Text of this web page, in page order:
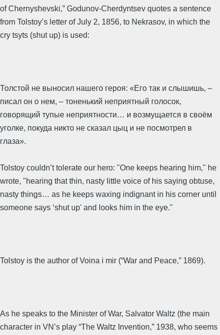
of Chernyshevski,” Godunov-Cherdyntsev quotes a sentence
from Tolstoy’s letter of July 2, 1856, to Nekrasov, in which the
cry tsyts (shut up) is used:
Толстой не выносил нашего героя: «Его так и слышишь, –
писал он о нем, – тоненький неприятный голосок,
говорящий тупые неприятности… и возмущается в своём
уголке, покуда никто не сказал цыц и не посмотрел в
глаза».
Tolstoy couldn’t tolerate our hero: "One keeps hearing him," he
wrote, "hearing that thin, nasty little voice of his saying obtuse,
nasty things… as he keeps waxing indignant in his corner until
someone says ‘shut up' and looks him in the eye."
Tolstoy is the author of Voina i mir (“War and Peace,” 1869).
As he speaks to the Minister of War, Salvator Waltz (the main
character in VN’s play “The Waltz Invention,” 1938, who seems